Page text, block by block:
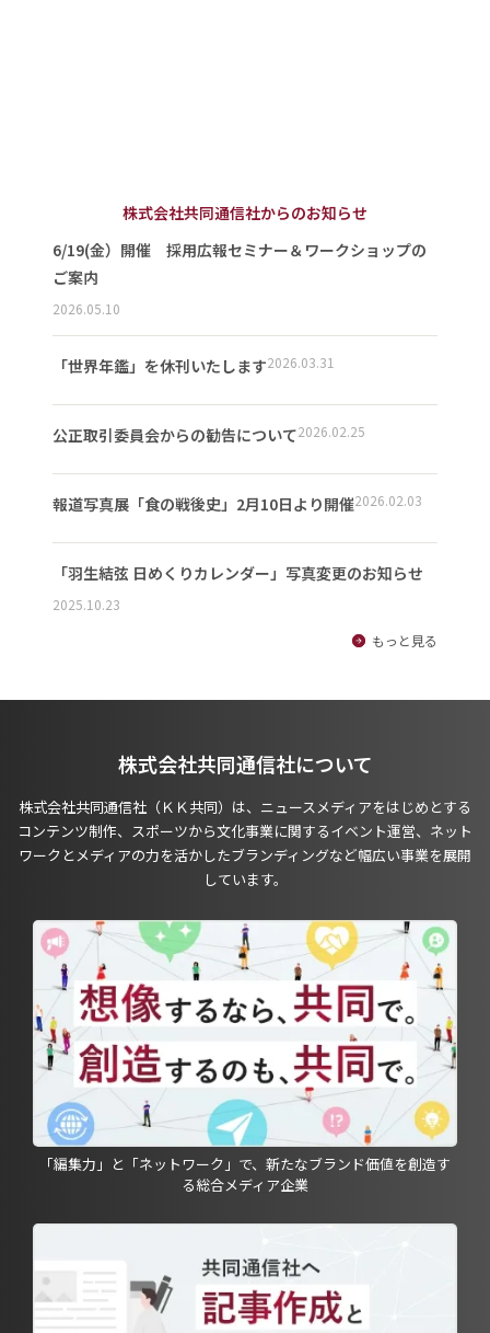
株式会社共同通信社からのお知らせ
6/19(金）開催 採用広報セミナー＆ワークショップの
ご案内
2026.05.10
「世界年鑑」を休刊いたします2026.03.31
公正取引委員会からの勧告について2026.02.25
報道写真展「食の戦後史」2月10日より開催2026.02.03
「羽生結弦 日めくりカレンダー」写真変更のお知らせ
2025.10.23
もっと見る
株式会社共同通信社について
株式会社共同通信社（ＫＫ共同）は、ニュースメディアをはじめとする
コンテンツ制作、スポーツから文化事業に関するイベント運営、ネット
ワークとメディアの力を活かしたブランディングなど幅広い事業を展開
しています。
「編集力」と「ネットワーク」で、新たなブランド価値を創造す
る総合メディア企業